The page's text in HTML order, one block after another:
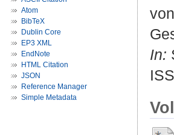
Atom
BibTeX
Dublin Core
EP3 XML
EndNote
HTML Citation
JSON
Reference Manager
Simple Metadata
In: